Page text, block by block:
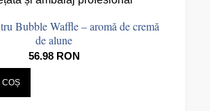
Bubble Waffle – aromă de cremă
de alune
56.98 RON
COȘ